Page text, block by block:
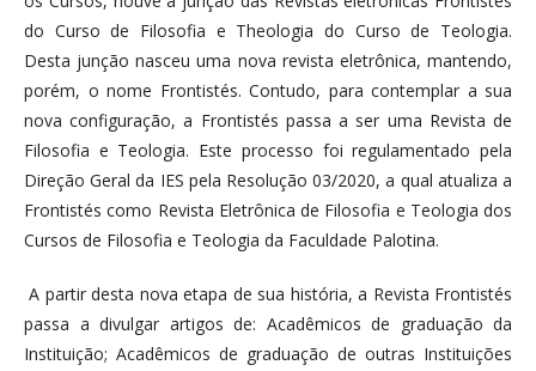
do Curso de Filosofia e Theologia do Curso de Teologia.
Desta junção nasceu uma nova revista eletrônica, mantendo,
porém, o nome Frontistés. Contudo, para contemplar a sua
nova configuração, a Frontistés passa a ser uma Revista de
Filosofia e Teologia. Este processo foi regulamentado pela
Direção Geral da IES pela Resolução 03/2020, a qual atualiza a
Frontistés como Revista Eletrônica de Filosofia e Teologia dos
Cursos de Filosofia e Teologia da Faculdade Palotina.
A partir desta nova etapa de sua história, a Revista Frontistés
passa a divulgar artigos de: Acadêmicos de graduação da
Instituição; Acadêmicos de graduação de outras Instituições